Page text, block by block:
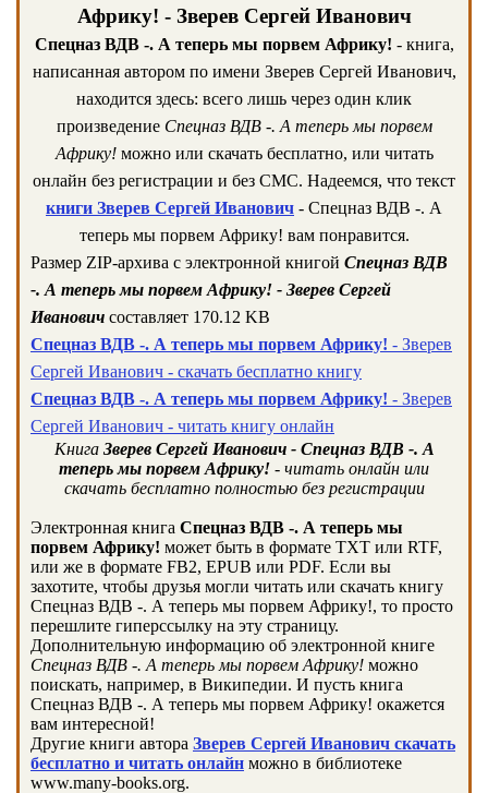
Африку! - Зверев Сергей Иванович
Спецназ ВДВ -. А теперь мы порвем Африку! - книга,
написанная автором по имени Зверев Сергей Иванович,
находится здесь: всего лишь через один клик
произведение Спецназ ВДВ -. А теперь мы порвем
Африку!можно или скачать бесплатно, или читать
онлайн без регистрации и без СМС. Надеемся, что текст
книги Зверев Сергей Иванович - Спецназ ВДВ -. А
теперь мы порвем Африку! вам понравится.
Размер ZIP-архива c электронной книгой Спецназ ВДВ
-. А теперь мы порвем Африку! - Зверев Сергей
Иванович составляет 170.12 KB
Спецназ ВДВ -. А теперь мы порвем Африку! - Зверев
Сергей Иванович - скачать бесплатно книгу
Спецназ ВДВ -. А теперь мы порвем Африку! - Зверев
Сергей Иванович - читать книгу онлайн
Книга Зверев Сергей Иванович - Спецназ ВДВ -. А
теперь мы порвем Африку! - читать онлайн или
скачать бесплатно полностью без регистрации
Электронная книга Спецназ ВДВ -. А теперь мы
порвем Африку! может быть в формате TXT или RTF,
или же в формате FB2, EPUB или PDF. Если вы
захотите, чтобы друзья могли читать или скачать книгу
Спецназ ВДВ -. А теперь мы порвем Африку!, то просто
перешлите гиперссылку на эту страницу.
Дополнительную информацию об электронной книге
Спецназ ВДВ -. А теперь мы порвем Африку! можно
поискать, например, в Википедии. И пусть книга
Спецназ ВДВ -. А теперь мы порвем Африку! окажется
вам интересной!
Другие книги автора Зверев Сергей Иванович скачать
бесплатно и читать онлайн можно в библиотеке
www.many-books.org.